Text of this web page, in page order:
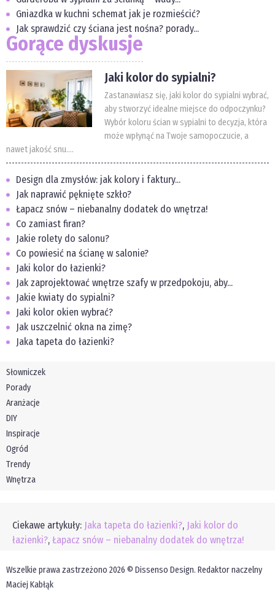
Gniazdka w kuchni schemat jak je rozmieścić?
Jak sprawdzić czy ściana jest nośna? porady...
Gorące dyskusje
Jaki kolor do sypialni?
Zastanawiasz się, jaki kolor do sypialni wybrać,
aby stworzyć idealne miejsce do odpoczynku?
Wybór koloru ścian w sypialni to decyzja, która
może wpłynąć na Twoje samopoczucie, a
nawet jakość snu....
Design dla zmysłów: jak kolory i faktury...
Jak naprawić pęknięte szkło?
Łapacz snów – niebanalny dodatek do wnętrza!
Co zamiast firan?
Jakie rolety do salonu?
Co powiesić na ścianę w salonie?
Jaki kolor do łazienki?
Jak zaprojektować wnętrze szafy w przedpokoju, aby...
Jakie kwiaty do sypialni?
Jaki kolor okien wybrać?
Jak uszczelnić okna na zimę?
Jaka tapeta do łazienki?
Słowniczek
Porady
Aranżacje
DIY
Inspiracje
Ogród
Trendy
Wnętrza
Ciekawe artykuły: Jaka tapeta do łazienki?, Jaki kolor do
łazienki?, Łapacz snów – niebanalny dodatek do wnętrza!
Wszelkie prawa zastrzeżono 2026 © Dissenso Design. Redaktor naczelny
Maciej Kabłąk